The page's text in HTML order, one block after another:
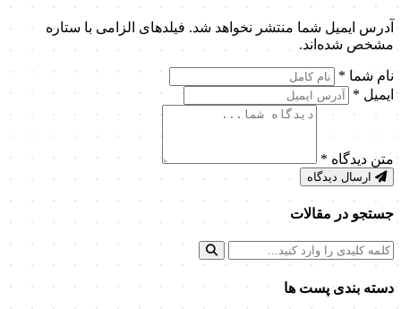
آدرس ایمیل شما منتشر نخواهد شد. فیلدهای الزامی با ستاره
مشخص شده‌اند.
نام شما *
ایمیل *
متن دیدگاه *
ارسال دیدگاه
جستجو در مقالات
دسته بندی پست ها